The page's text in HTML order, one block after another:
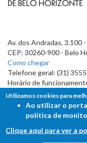
Av. dos Andradas, 3.100
CEP: 30260-900 - Belo
Como chegar
Telefone geral: (31)
Horário de
7h às 19h
Utilizamos cookies para
Ao utilizar o
política de
Clique aqui para ver a